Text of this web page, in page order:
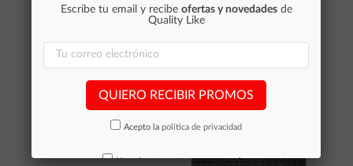
portátil ASUS X401
Añadir al
carrito
portátil SAMSUNG
770z5e retroiluminado
Añadir al
carrito
Escribe tu email y recibe ofertas y novedadesde
Quality Like
QUIERO RECIBIR PROMOS
Acepto la política de privacidad
No volver a mostrar mas este aviso